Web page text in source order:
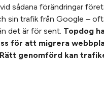
sådana förändringar
sin trafik från Google –
det är för sent. Topdog
för att migrera
Rätt genomförd kan